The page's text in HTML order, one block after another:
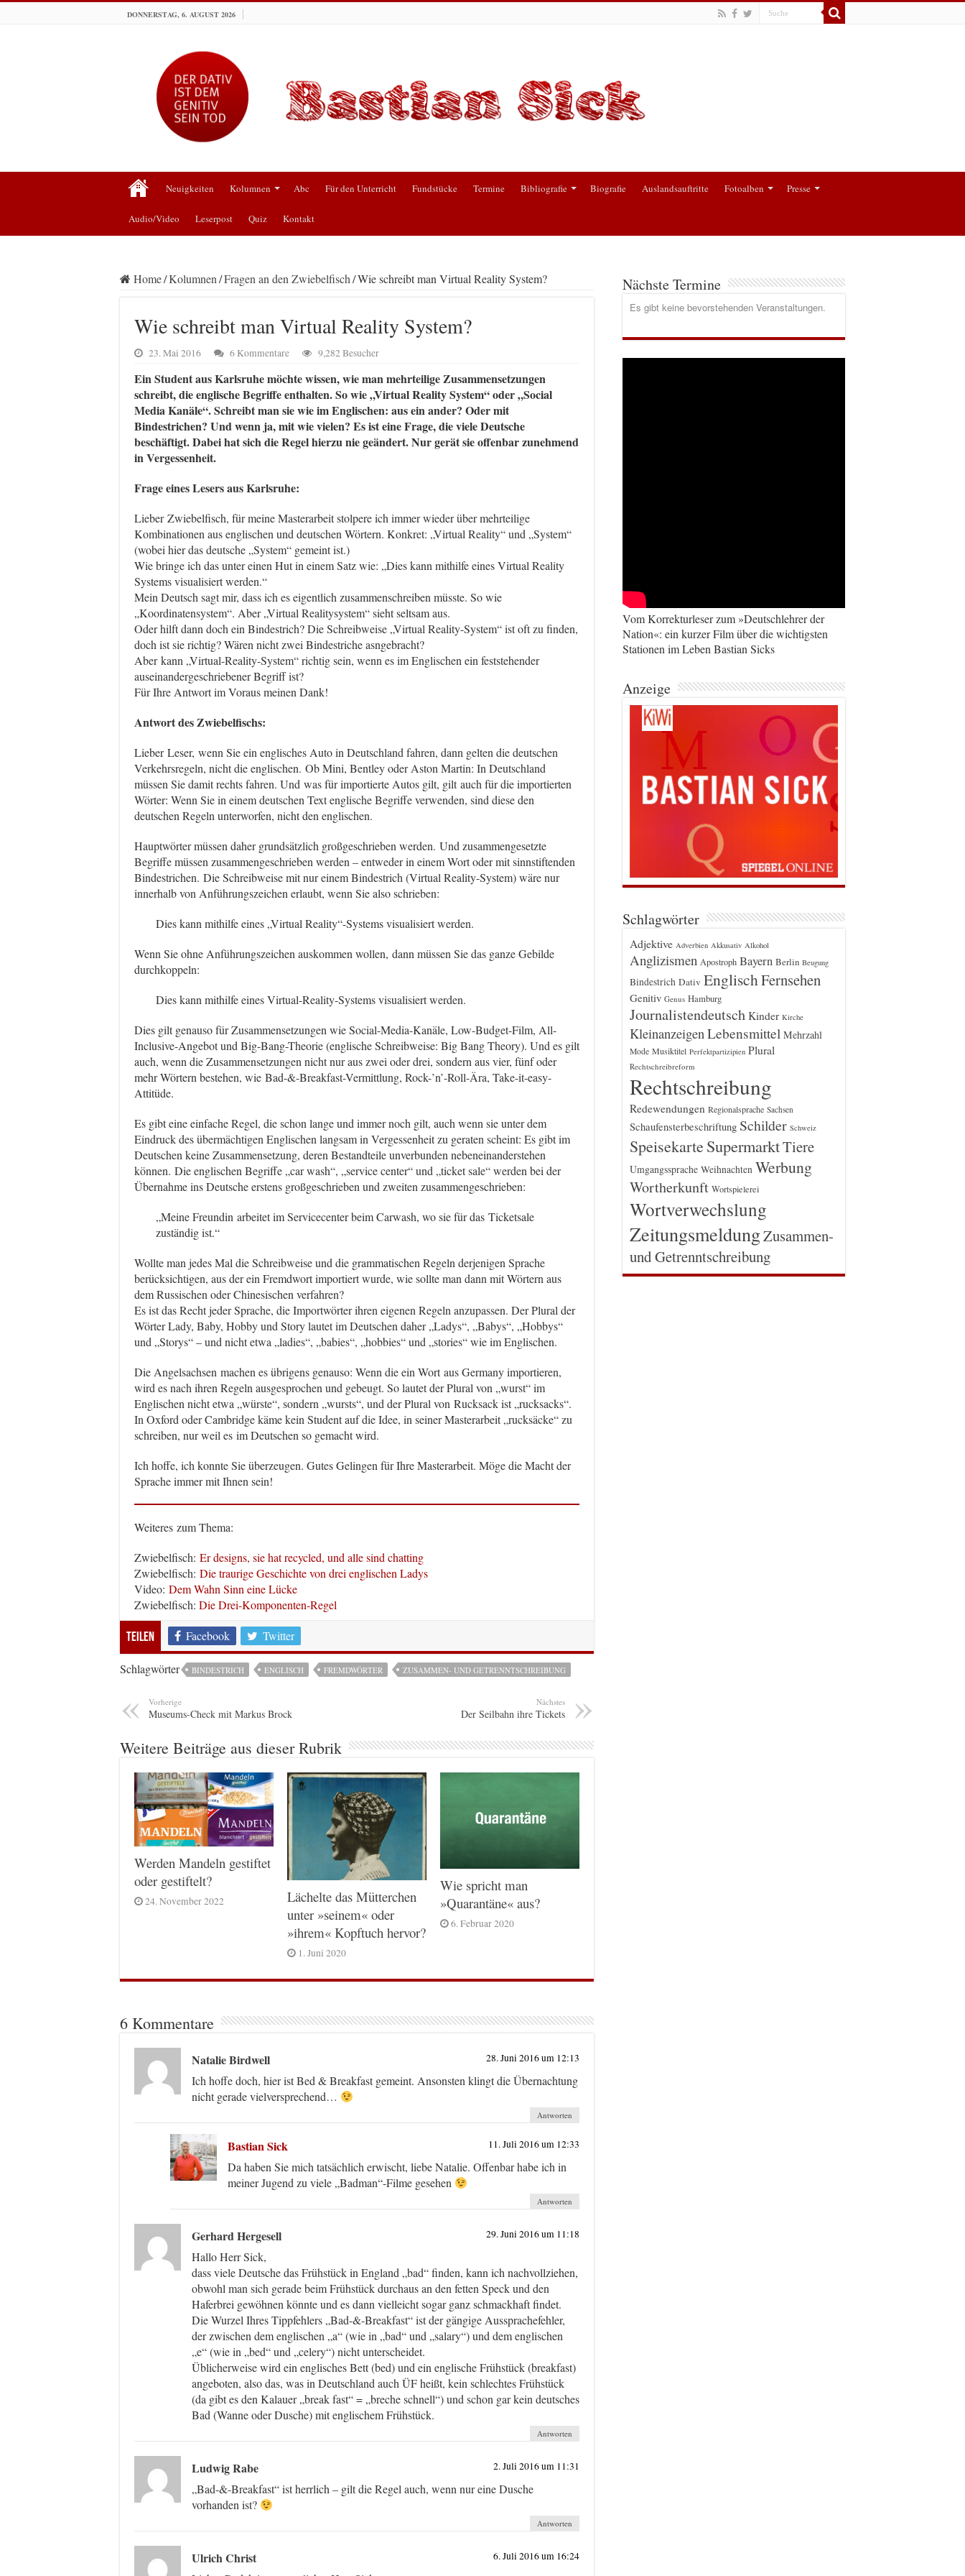
DONNERSTAG, 6. AUGUST 2026
Neuigkeiten Kolumnen Abc Für den Unterricht Fundstücke Termine Bibliografie Biografie Auslandsauftritte Fotoalben Presse
Audio/Video Leserpost Quiz Kontakt
Home/Kolumnen/Fragen an den Zwiebelfisch/Wie schreibt man Virtual Reality System?
Wie schreibt man Virtual Reality System?
23. Mai 2016 6 Kommentare 9,282 Besucher
Ein Student aus Karlsruhe möchte wissen, wie man mehrteilige Zusammensetzungen
schreibt, die englische Begriffe enthalten. So wie „Virtual Reality System“ oder „Social
Media Kanäle“. Schreibt man sie wie im Englischen: aus ein ander? Oder mit
Bindestrichen? Und wenn ja, mit wie vielen? Es ist eine Frage, die viele Deutsche
beschäftigt. Dabei hat sich die Regel hierzu nie geändert. Nur gerät sie offenbar zunehmend
in Vergessenheit.
Frage eines Lesers aus Karlsruhe:
Lieber Zwiebelfisch, für meine Masterarbeit stolpere ich immer wieder über mehrteilige
Kombinationen aus englischen und deutschen Wörtern. Konkret: „Virtual Reality“ und „System“
(wobei hier das deutsche „System“ gemeint ist.)
Wie bringe ich das unter einen Hut in einem Satz wie: „Dies kann mithilfe eines Virtual Reality
Systems visualisiert werden.“
Mein Deutsch sagt mir, dass ich es eigentlich zusammenschreiben müsste. So wie
„Koordinatensystem“. Aber „Virtual Realitysystem“ sieht seltsam aus.
Oder hilft dann doch ein Bindestrich? Die Schreibweise „Virtual Reality-System“ ist oft zu finden,
doch ist sie richtig? Wären nicht zwei Bindestriche asngebracht?
Aber kann „Virtual-Reality-System“ richtig sein, wenn es im Englischen ein feststehender
auseinandergeschriebener Begriff ist?
Für Ihre Antwort im Voraus meinen Dank!
Antwort des Zwiebelfischs:
Lieber Leser, wenn Sie ein englisches Auto in Deutschland fahren, dann gelten die deutschen
Verkehrsregeln, nicht die englischen. Ob Mini, Bentley oder Aston Martin: In Deutschland
müssen Sie damit rechts fahren. Und was für importierte Autos gilt, gilt auch für die importierten
Wörter: Wenn Sie in einem deutschen Text englische Begriffe verwenden, sind diese den
deutschen Regeln unterworfen, nicht den englischen.
Hauptwörter müssen daher grundsätzlich großgeschrieben werden. Und zusammengesetzte
Begriffe müssen zusammengeschrieben werden – entweder in einem Wort oder mit sinnstiftenden
Bindestrichen. Die Schreibweise mit nur einem Bindestrich (Virtual Reality-System) wäre nur
innerhalb von Anführungszeichen erlaubt, wenn Sie also schrieben:
Dies kann mithilfe eines „Virtual Reality“-Systems visualisiert werden.
Wenn Sie ohne Anführungszeichen auskommen wollen, dann müssen Sie das ganze Gebilde
durchkoppeln:
Dies kann mithilfe eines Virtual-Reality-Systems visualisiert werden.
Dies gilt genauso für Zusammensetzungen wie Social-Media-Kanäle, Low-Budget-Film, All-
Inclusive-Angebot und Big-Bang-Theorie (englische Schreibweise: Big Bang Theory). Und es gilt
auch, wenn die Zusammensetzungen nicht nur aus zwei oder drei, sondern aus vier, fünf oder
mehr Wörtern bestehen, wie Bad-&-Breakfast-Vermittlung, Rock-’n’-Roll-Ära, Take-it-easy-
Attitüde.
Es gibt eine einfache Regel, die schon lange und immer noch gilt, auch wenn sie unter dem
Eindruck des übermächtigen Englischen langsam in Vergessenheit zu geraten scheint: Es gibt im
Deutschen keine Zusammensetzung, deren Bestandteile unverbunden nebeneinanderstehen
können. Die englischen Begriffe „car wash“, „service center“ und „ticket sale“ werden bei der
Übernahme ins Deutsche erstens großgeschrieben und zweiten zusammengeschrieben:
„Meine Freundin arbeitet im Servicecenter beim Carwash, wo sie für das Ticketsale
zuständig ist.“
Wollte man jedes Mal die Schreibweise und die grammatischen Regeln derjenigen Sprache
berücksichtigen, aus der ein Fremdwort importiert wurde, wie sollte man dann mit Wörtern aus
dem Russischen oder Chinesischen verfahren?
Es ist das Recht jeder Sprache, die Importwörter ihren eigenen Regeln anzupassen. Der Plural der
Wörter Lady, Baby, Hobby und Story lautet im Deutschen daher „Ladys“, „Babys“, „Hobbys“
und „Storys“ – und nicht etwa „ladies“, „babies“, „hobbies“ und „stories“ wie im Englischen.
Die Angelsachsen machen es übrigens genauso: Wenn die ein Wort aus Germany importieren,
wird es nach ihren Regeln ausgesprochen und gebeugt. So lautet der Plural von „wurst“ im
Englischen nicht etwa „würste“, sondern „wursts“, und der Plural von Rucksack ist „rucksacks“.
In Oxford oder Cambridge käme kein Student auf die Idee, in seiner Masterarbeit „rucksäcke“ zu
schreiben, nur weil es im Deutschen so gemacht wird.
Ich hoffe, ich konnte Sie überzeugen. Gutes Gelingen für Ihre Masterarbeit. Möge die Macht der
Sprache immer mit Ihnen sein!
Weiteres zum Thema:
Zwiebelfisch: Er designs, sie hat recycled, und alle sind chatting
Zwiebelfisch: Die traurige Geschichte von drei englischen Ladys
Video: Dem Wahn Sinn eine Lücke
Zwiebelfisch: Die Drei-Komponenten-Regel
Teilen Facebook Twitter
Schlagwörter BINDESTRICH ENGLISCH FREMDWÖRTER ZUSAMMEN- UND GETRENNTSCHREIBUNG
Vorherige
Museums-Check mit Markus Brock
Nächstes
Der Seilbahn ihre Tickets
Weitere Beiträge aus dieser Rubrik
Werden Mandeln gestiftet
oder gestiftelt?
24. November 2022
Lächelte das Mütterchen
unter »seinem« oder
»ihrem« Kopftuch hervor?
1. Juni 2020
Wie spricht man
»Quarantäne« aus?
6. Februar 2020
6 Kommentare
Natalie Birdwell 28. Juni 2016 um 12:13
Ich hoffe doch, hier ist Bed & Breakfast gemeint. Ansonsten klingt die Übernachtung
nicht gerade vielversprechend…
Antworten
Bastian Sick 11. Juli 2016 um 12:33
Da haben Sie mich tatsächlich erwischt, liebe Natalie. Offenbar habe ich in
meiner Jugend zu viele „Badman“-Filme gesehen
Antworten
Gerhard Hergesell 29. Juni 2016 um 11:18
Hallo Herr Sick,
dass viele Deutsche das Frühstück in England „bad“ finden, kann ich nachvollziehen,
obwohl man sich gerade beim Frühstück durchaus an den fetten Speck und den
Haferbrei gewöhnen könnte und es dann vielleicht sogar ganz schmackhaft findet.
Die Wurzel Ihres Tippfehlers „Bad-&-Breakfast“ ist der gängige Aussprachefehler,
der zwischen dem englischen „a“ (wie in „bad“ und „salary“) und dem englischen
„e“ (wie in „bed“ und „celery“) nicht unterscheidet.
Üblicherweise wird ein englisches Bett (bed) und ein englische Frühstück (breakfast)
angeboten, also das, was in Deutschland auch ÜF heißt, kein schlechtes Frühstück
(da gibt es den Kalauer „break fast“ = „breche schnell“) und schon gar kein deutsches
Bad (Wanne oder Dusche) mit englischem Frühstück.
Antworten
Ludwig Rabe 2. Juli 2016 um 11:31
„Bad-&-Breakfast“ ist herrlich – gilt die Regel auch, wenn nur eine Dusche
vorhanden ist?
Antworten
Ulrich Christ 6. Juli 2016 um 16:24
Nächste Termine
Es gibt keine bevorstehenden Veranstaltungen.
Vom Korrekturleser zum »Deutschlehrer der
Nation«: ein kurzer Film über die wichtigsten
Stationen im Leben Bastian Sicks
Anzeige
Schlagwörter
Adjektive Adverbien Akkusativ Alkohol
Anglizismen Apostroph Bayern Berlin Beugung
Bindestrich Dativ EnglischFernsehen
Genitiv Genus Hamburg
Journalistendeutsch Kinder Kirche
Kleinanzeigen Lebensmittel Mehrzahl
Mode Musiktitel Perfektpartizipien Plural
Rechtschreibreform
Rechtschreibung
Redewendungen Regionalsprache Sachsen
Schaufensterbeschriftung Schilder Schweiz
Speisekarte SupermarktTiere
Umgangssprache Weihnachten Werbung
Wortherkunft Wortspielerei
Wortverwechslung
ZeitungsmeldungZusammen-
und Getrenntschreibung